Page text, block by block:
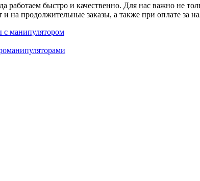
быстро и качественно. Для нас важно не
на продолжительные заказы, а также при оплате за
с манипулятором